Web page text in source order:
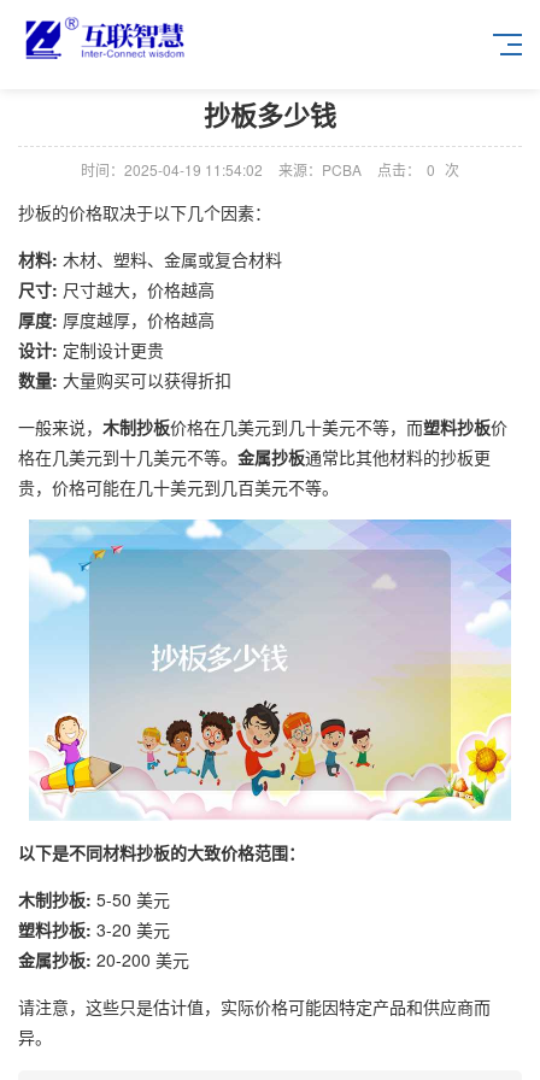
抄板多少钱
时间：2025-04-19 11:54:02 来源：PCBA 点击： 0 次
抄板的价格取决于以下几个因素：
材料: 木材、塑料、金属或复合材料
尺寸: 尺寸越大，价格越高
厚度: 厚度越厚，价格越高
设计: 定制设计更贵
数量: 大量购买可以获得折扣
一般来说， 木制抄板价格在几美元到几十美元不等，而塑料抄板价
格在几美元到十几美元不等。 金属抄板通常比其他材料的抄板更
贵，价格可能在几十美元到几百美元不等。
以下是不同材料抄板的大致价格范围：
木制抄板: 5-50 美元
塑料抄板: 3-20 美元
金属抄板: 20-200 美元
请注意，这些只是估计值，实际价格可能因特定产品和供应商而
异。